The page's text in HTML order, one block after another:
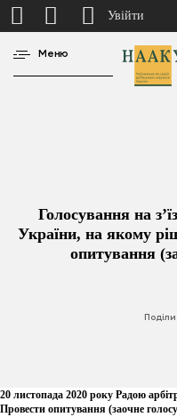
Меню
Голосування на
України, на якому
опитування
20 листопада 2020 року Радою
Провести опитування (заочне
Увійти